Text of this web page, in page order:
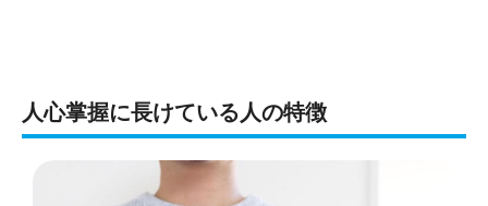
人心掌握に長けている人の特徴